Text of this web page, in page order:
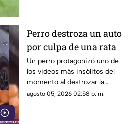
Perro destroza un auto
por culpa de una rata
Un perro protagonizó uno de
los videos más insólitos del
momento al destrozar la
defensa de un automóvil con
agosto 05, 2026 02:58 p. m.